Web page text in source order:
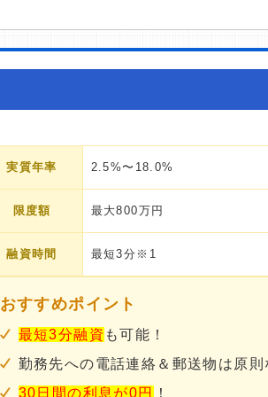
実質年率 2.5%〜18.0%
限度額 最大800万円
融資時間 最短3分※1
おすすめポイント
最短3分融資 も可能！
勤務先への電話連絡＆郵送物は原則
30日間の利息が0円
！